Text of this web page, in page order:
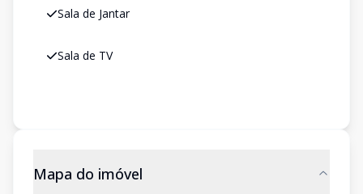
Sala de Jantar
Sala de TV
Mapa do imóvel